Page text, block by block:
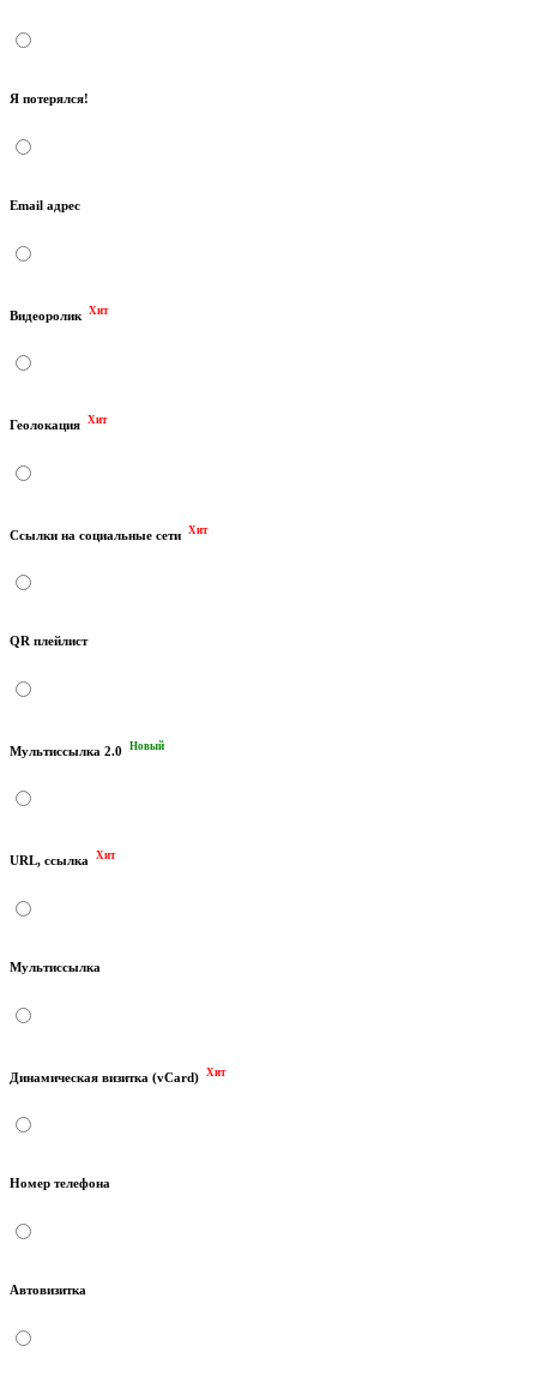
Я потерялся!
Email адрес
Видеоролик Хит
Геолокация Хит
Ссылки на социальные сети Хит
QR плейлист
Мультиссылка 2.0 Новый
URL, ссылка Хит
Мультиссылка
Динамическая визитка (vCard) Хит
Номер телефона
Автовизитка